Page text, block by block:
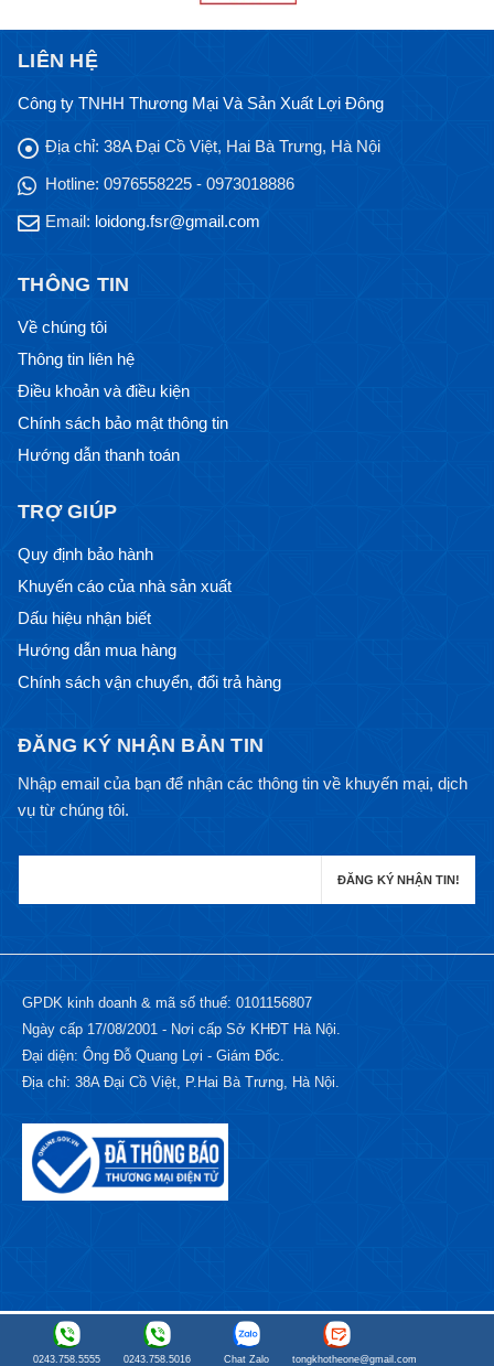
0243.758.5555 0243.758.5016 Chat Zalo tongkhotheone@gmail.com
LIÊN HỆ
Công ty TNHH Thương Mại Và Sản Xuất Lợi Đông
Địa chỉ: 38A Đại Cồ Việt, Hai Bà Trưng, Hà Nội
Hotline: 0976558225 - 0973018886
Email: loidong.fsr@gmail.com
THÔNG TIN
Về chúng tôi
Thông tin liên hệ
Điều khoản và điều kiện
Chính sách bảo mật thông tin
Hướng dẫn thanh toán
TRỢ GIÚP
Quy định bảo hành
Khuyến cáo của nhà sản xuất
Dấu hiệu nhận biết
Hướng dẫn mua hàng
Chính sách vận chuyển, đổi trả hàng
ĐĂNG KÝ NHẬN BẢN TIN
Nhập email của bạn để nhận các thông tin về khuyến mại, dịch
vụ từ chúng tôi.
GPDK kinh doanh & mã số thuế: 0101156807
Ngày cấp 17/08/2001 - Nơi cấp Sở KHĐT Hà Nội.
Đại diện: Ông Đỗ Quang Lợi - Giám Đốc.
Địa chỉ: 38A Đại Cồ Việt, P.Hai Bà Trưng, Hà Nội.